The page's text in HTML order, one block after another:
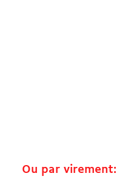
Ou par virement: